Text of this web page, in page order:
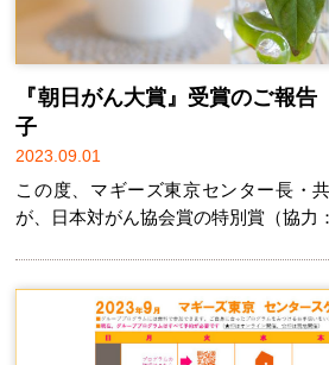
『朝日がん大賞』受賞のご報
子
2023.09.01
この度、マギーズ東京センター長・
が、日本対がん協会賞の特別賞（協力